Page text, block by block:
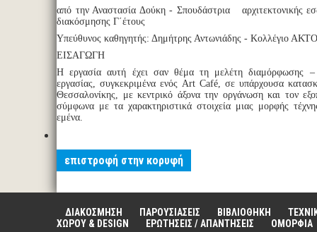
από την Αναστασία Δούκη - Σπουδάστρια αρχιτεκτονικής
διακόσμησης Γ΄έτους
Υπεύθυνος καθηγητής: Δημήτρης Αντωνιάδης - Κολλέγιο
ΕΙΣΑΓΩΓΗ
Η εργασία αυτή έχει σαν θέμα τη μελέτη διαμόρφωσης
εργασίας, συγκεκριμένα ενός Art Café, σε υπάρχουσα
Θεσσαλονίκης, με κεντρικό άξονα την οργάνωση και τον
σύμφωνα με τα χαρακτηριστικά στοιχεία μιας μορφής
εμένα.
επιστροφή στην κορυφή
ΔΙΑΚΟΣΜΗΣΗ ΠΑΡΟΥΣΙΑΣΕΙΣ ΒΙΒΛΙΟΘΗΚΗ
ΧΩΡΟΥ & DESIGN
ΕΡΩΤΗΣΕΙΣ / ΑΠΑΝΤΗΣΕΙΣ ΟΜΟΡΦΙΑ